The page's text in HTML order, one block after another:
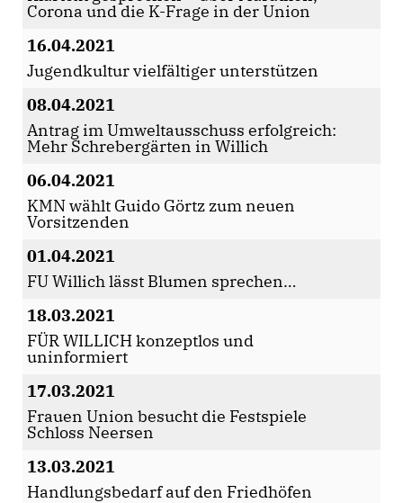
Corona und die K-Frage in der Union
16.04.2021
Jugendkultur vielfältiger unterstützen
08.04.2021
Antrag im Umweltausschuss erfolgreich:
Mehr Schrebergärten in Willich
06.04.2021
KMN wählt Guido Görtz zum neuen
Vorsitzenden
01.04.2021
FU Willich lässt Blumen sprechen
18.03.2021
FÜR WILLICH konzeptlos und
uninformiert
17.03.2021
Frauen Union besucht die Festspiele
Schloss Neersen
13.03.2021
Handlungsbedarf auf den Friedhöfen